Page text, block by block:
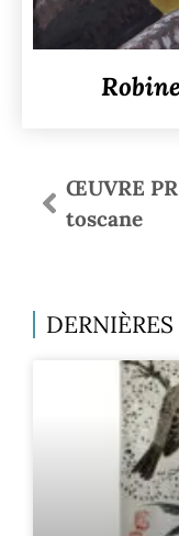
toscane
DERNIÈRES